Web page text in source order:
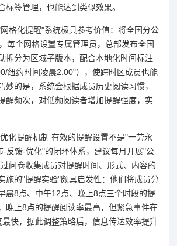
标签管理，也能达到类似效果。
格化提醒"系统极具参考价值：将全国分公
每个网格设置专属管理员，总部发布全国
拆分为区域子版本，配合本地化时间标注
纽约时间凌晨2:00"），使跨时区成员也能
妙的是，系统会根据成员历史阅读习惯，
醒频次，对低频阅读者增加提醒强度，实
化提醒机制 有效的提醒设置不是"一劳永
-反馈-优化"的闭环体系，建议每月开展"公
问卷收集成员对提醒时间、形式、内容的
施的"提醒实验"颇具启发性：他们将成员分
晨8点、中午12点、晚上8点三个时段的提
晚上8点的提醒阅读率最高，但紧急事件在
快，据此调整策略后，信息传达效率提升